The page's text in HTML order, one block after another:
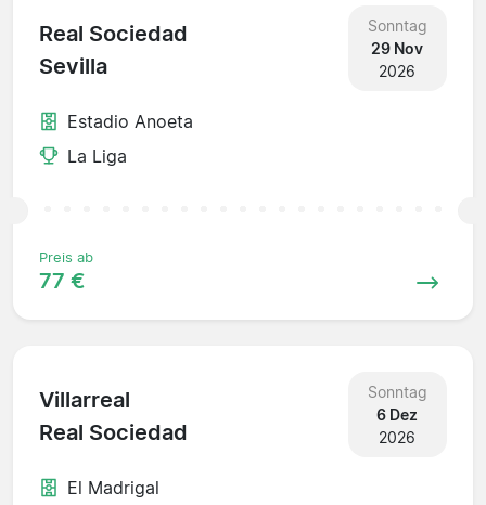
Real Sociedad
Sevilla
Sonntag
29 Nov
2026
Estadio Anoeta
La Liga
Preis ab
77 €
Villarreal
Real Sociedad
Sonntag
6 Dez
2026
El Madrigal